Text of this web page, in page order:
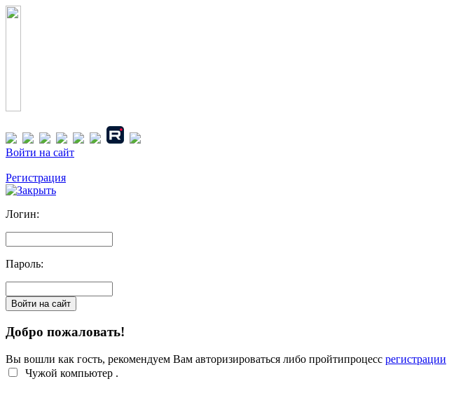
Войти на сайт
Регистрация
Логин:
Пароль:
Добро пожаловать!
Вы вошли как гость, рекомендуем Вам авторизироваться либо пройтипроцесс регистрации
Чужой компьютер .